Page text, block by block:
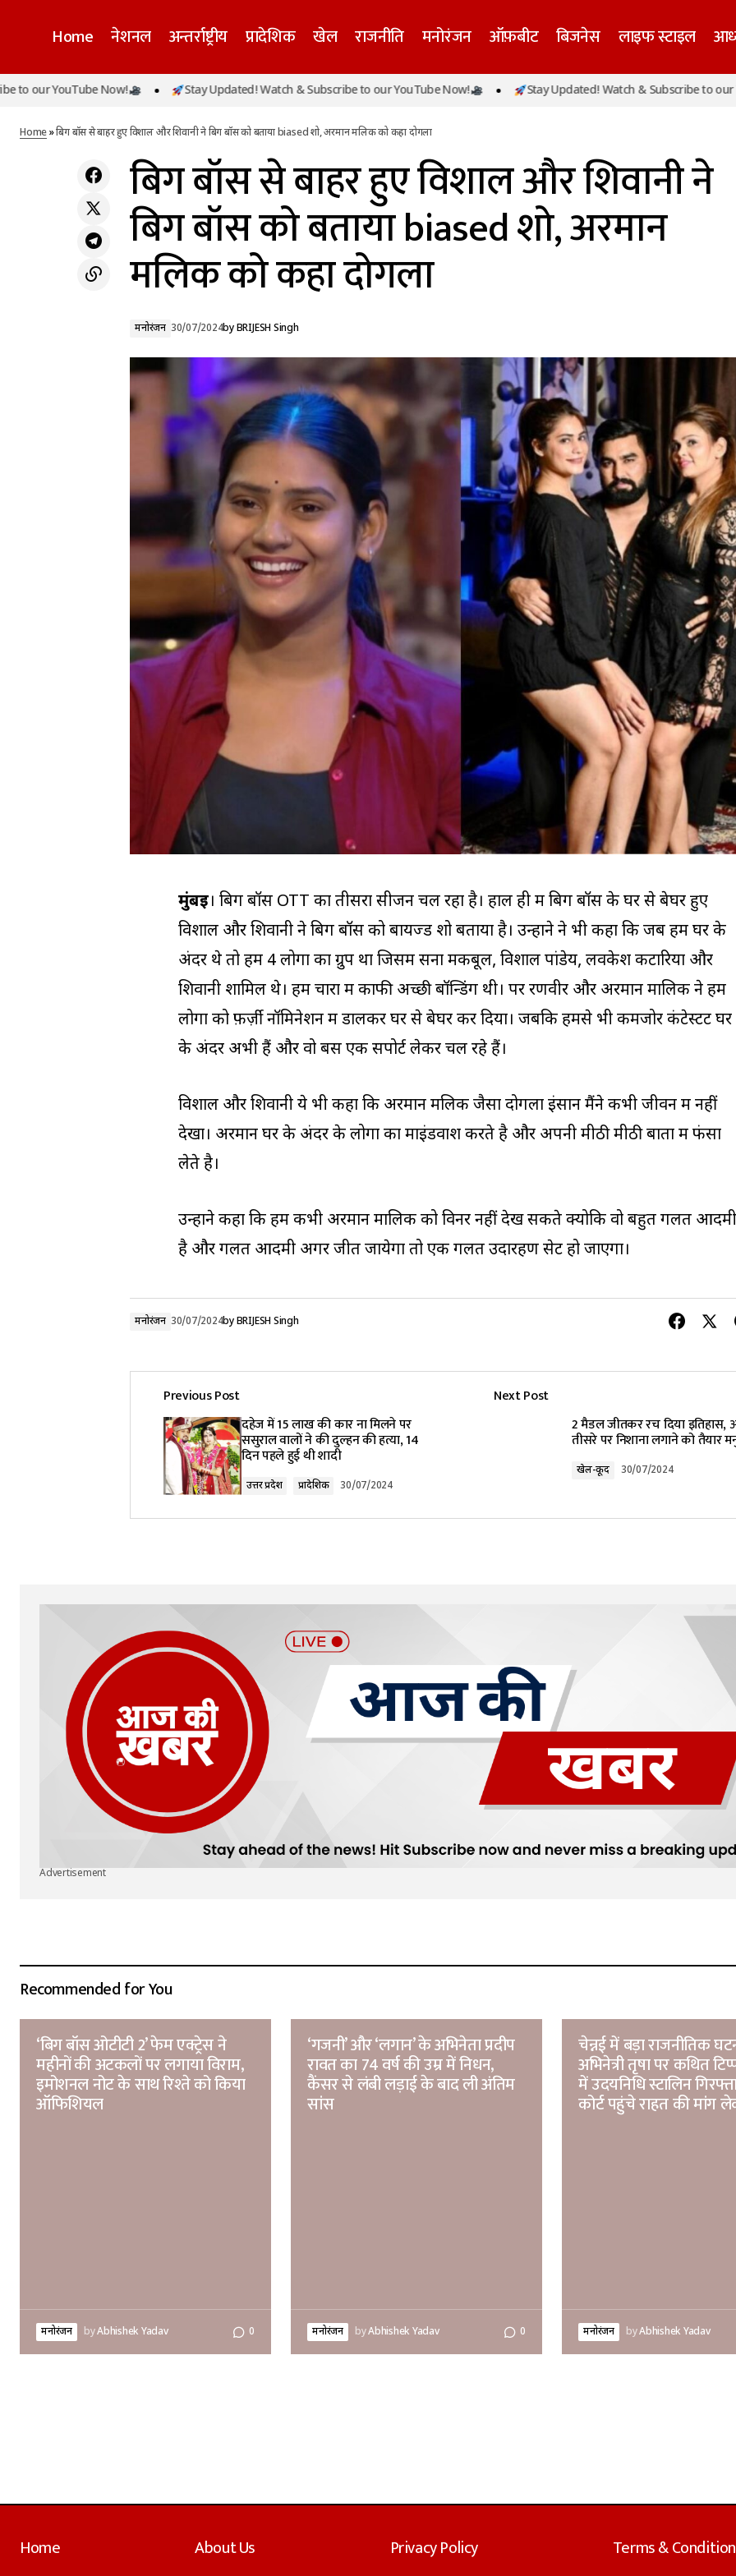
Home नेशनल अन्तर्राष्ट्रीय प्रादेशिक खेल राजनीति मनोरंजन ऑफ़बीट बिजनेस लाइफ स्टाइल
दहेज में 15 लाख की कार ना मिलने पर ससुराल वालों
बिग बॉस से बाहर हुए विशाल और शिवानी ने बिग बॉस को बताया biased
YouTube Now! Stay Updated! Watch & Subscribe to our YouTube Now! Stay Updated! Watch & Subscribe to our
Home»बिग बॉस से बाहर हुए विशाल और शिवानी ने बिग बॉस को बताया biased शो, अरमान मलिक को कहा दोगला
बिग बॉस से बाहर हुए विशाल और शिवानी ने
बिग बॉस को बताया biased शो, अरमान
मलिक को कहा दोगला
मनोरंजन 30/07/2024byBRIJESH Singh
मुंबई। बिग बॉस OTT का तीसरा सीजन चल रहा है। हाल ही में बिग बॉस के घर से बेघर हुए
विशाल और शिवानी ने बिग बॉस को बायज्ड शो बताया है। उन्होंने ने भी कहा कि जब हम घर के
अंदर थे तो हम 4 लोगों का ग्रुप था जिसमें सना मकबूल, विशाल पांडेय, लवकेश कटारिया और
शिवानी शामिल थे। हम चारों में काफी अच्छी बॉन्डिंग थी। पर रणवीर और अरमान मालिक ने हम
लोगों को फ़र्ज़ी नॉमिनेशन में डालकर घर से बेघर कर दिया। जबकि हमसे भी कमजोर कंटेस्टेंट घर
के अंदर अभी हैं और वो बस एक सपोर्ट लेकर चल रहे हैं।
विशाल और शिवानी ये भी कहा कि अरमान मलिक जैसा दोगला इंसान मैंने कभी जीवन में नहीं
देखा। अरमान घर के अंदर के लोगों का माइंडवाश करते है और अपनी मीठी मीठी बातों में फंसा
लेते है।
उन्होंने कहा कि हम कभी अरमान मालिक को विनर नहीं देख सकते क्योकि वो बहुत गलत आदमी
है और गलत आदमी अगर जीत जायेगा तो एक गलत उदारहण सेट हो जाएगा।
मनोरंजन 30/07/2024byBRIJESH Singh
Previous Post
दहेज में 15 लाख की कार ना मिलने पर
ससुराल वालों ने की दुल्हन की हत्या, 14
दिन पहले हुई थी शादी
उत्तर प्रदेश प्रादेशिक 30/07/2024
Next Post
2 मैडल जीतकर रच दिया इतिहास,
तीसरे पर निशाना लगाने को तैयार
खेल-कूद 30/07/2024
Advertisement
Recommended for You
‘बिग बॉस ओटीटी 2’ फेम एक्ट्रेस ने
महीनों की अटकलों पर लगाया विराम,
इमोशनल नोट के साथ रिश्ते को किया
ऑफिशियल
मनोरंजन byAbhishek Yadav 0
‘गजनी’ और ‘लगान’ के अभिनेता प्रदीप
रावत का 74 वर्ष की उम्र में निधन,
कैंसर से लंबी लड़ाई के बाद ली अंतिम
सांस
मनोरंजन byAbhishek Yadav 0
चेन्नई में बड़ा राजनीतिक
अभिनेत्री तृषा पर कथित
में उदयनिधि स्टालिन
कोर्ट पहुंचे राहत की मांग
मनोरंजन byAbhishek Yadav
Home About Us Privacy Policy Terms &